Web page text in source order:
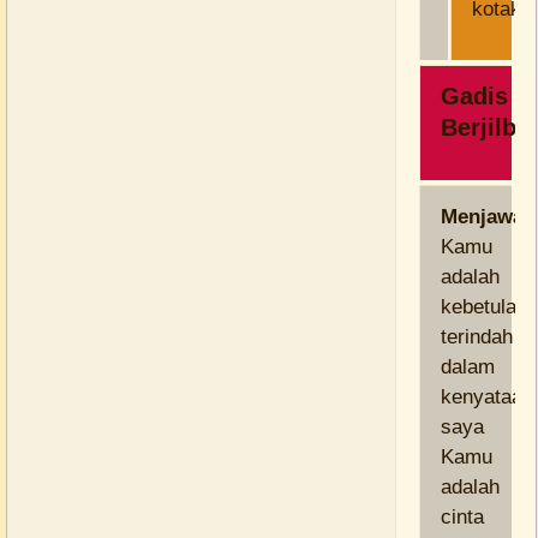
kotaku
Gadis
Kamu
adalah
kebetulan
terindah
dalam
kenyataan
saya
Kamu
adalah
cinta